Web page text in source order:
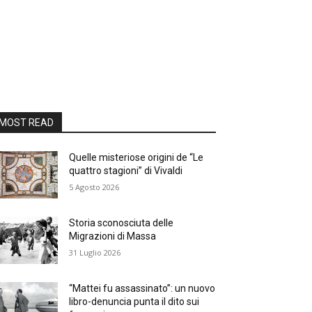
READ
Quelle misteriose origini de “Le
quattro stagioni” di Vivaldi
5 Agosto 2026
Storia sconosciuta delle
Migrazioni di Massa
31 Luglio 2026
“Mattei fu assassinato”: un nuovo
libro-denuncia punta il dito sui